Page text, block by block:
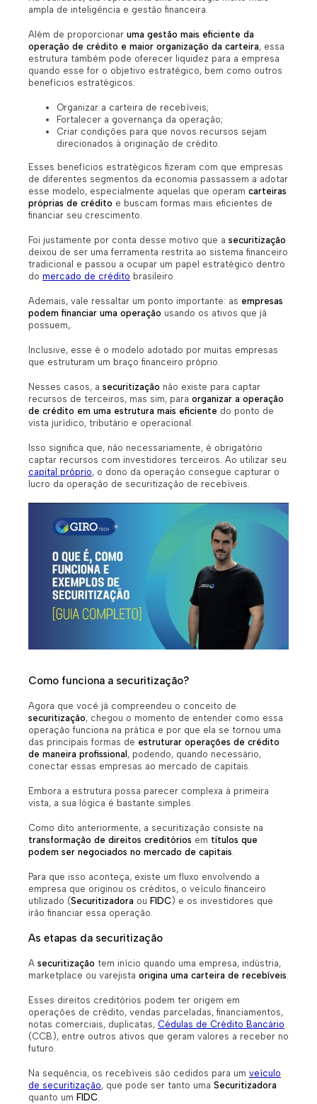
ampla de inteligência e gestão financeira.
Além de proporcionar uma gestão mais eficiente da
operação de crédito e maior organização da carteira, essa
estrutura também pode oferecer liquidez para a empresa
quando esse for o objetivo estratégico, bem como outros
benefícios estratégicos:
Organizar a carteira de recebíveis;
Fortalecer a governança da operação;
Criar condições para que novos recursos sejam
direcionados à originação de crédito.
Esses benefícios estratégicos fizeram com que empresas
de diferentes segmentos da economia passassem a adotar
esse modelo, especialmente aquelas que operam carteiras
próprias de crédito e buscam formas mais eficientes de
financiar seu crescimento.
Foi justamente por conta desse motivo que a securitização
deixou de ser uma ferramenta restrita ao sistema financeiro
tradicional e passou a ocupar um papel estratégico dentro
do mercado de crédito brasileiro.
Ademais, vale ressaltar um ponto importante: as empresas
podem financiar uma operação usando os ativos que já
possuem,.
Inclusive, esse é o modelo adotado por muitas empresas
que estruturam um braço financeiro próprio.
Nesses casos, a securitização não existe para captar
recursos de terceiros, mas sim, para organizar a operação
de crédito em uma estrutura mais eficiente do ponto de
vista jurídico, tributário e operacional.
Isso significa que, não necessariamente, é obrigatório
captar recursos com investidores terceiros. Ao utilizar seu
capital próprio, o dono da operação consegue capturar o
lucro da operação de securitização de recebíveis.
Como funciona a securitização?
Agora que você já compreendeu o conceito de
securitização, chegou o momento de entender como essa
operação funciona na prática e por que ela se tornou uma
das principais formas de estruturar operações de crédito
de maneira profissional , podendo, quando necessário,
conectar essas empresas ao mercado de capitais.
Embora a estrutura possa parecer complexa à primeira
vista, a sua lógica é bastante simples.
Como dito anteriormente, a securitização consiste na
transformação de direitos creditórios em títulos que
podem ser negociados no mercado de capitais.
Para que isso aconteça, existe um fluxo envolvendo a
empresa que originou os créditos, o veículo financeiro
utilizado (Securitizadora ou FIDC) e os investidores que
irão financiar essa operação.
As etapas da securitização
A securitização tem início quando uma empresa, indústria,
marketplace ou varejista origina uma carteira de recebíveis.
Esses direitos creditórios podem ter origem em
operações de crédito, vendas parceladas, financiamentos,
notas comerciais, duplicatas, Cédulas de Crédito Bancário
(CCB), entre outros ativos que geram valores a receber no
futuro.
Na sequência, os recebíveis são cedidos para um veículo
de securitização, que pode ser tanto uma Securitizadora
quanto um FIDC.